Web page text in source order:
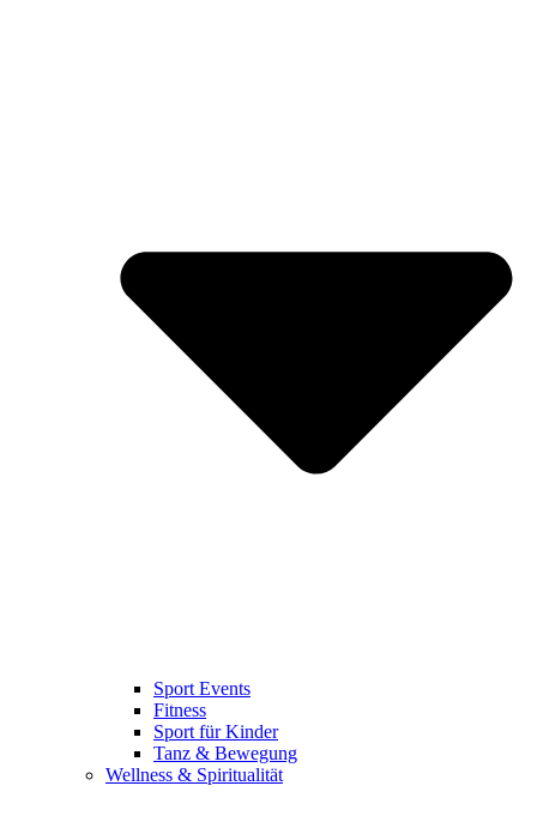
Sport Events
Fitness
Sport für Kinder
Tanz & Bewegung
Wellness & Spiritualität